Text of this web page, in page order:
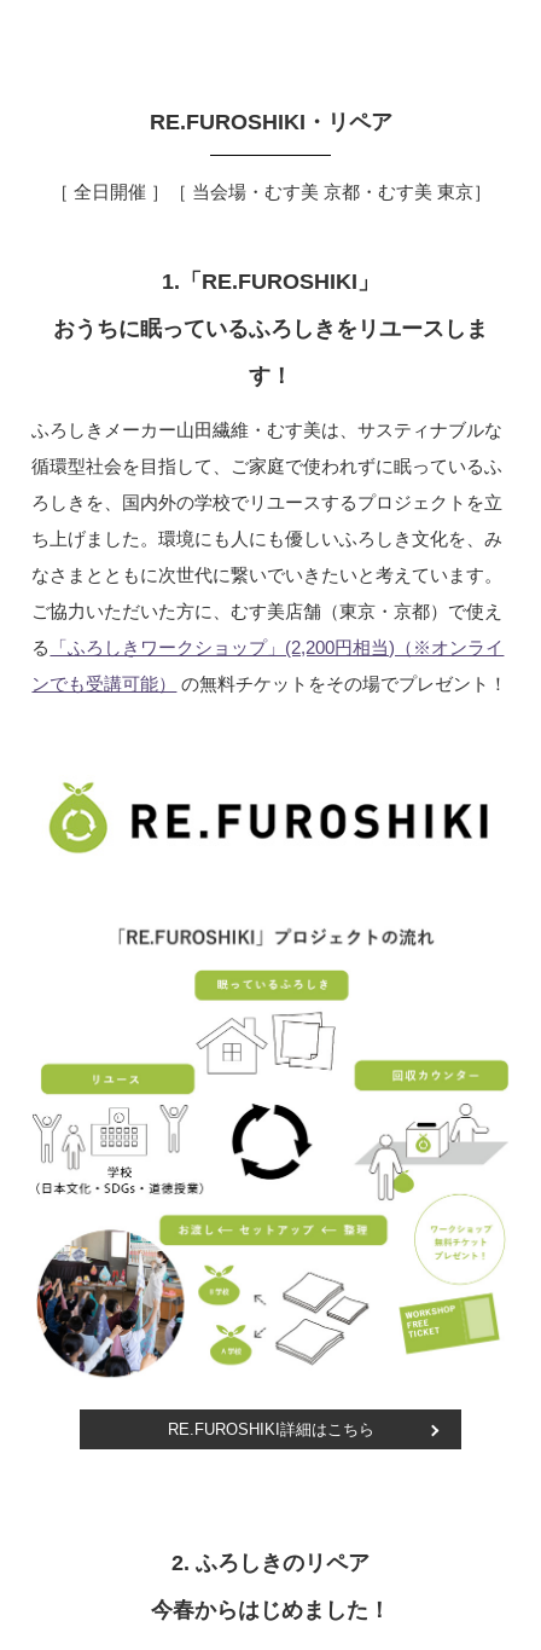
RE.FUROSHIKI・リペア
［ 全日開催 ］［ 当会場・ むす美 京都・むす美 東京］
1.「RE.FUROSHIKI」
おうちに眠っているふろしきをリユースしま
す！
ふろしきメーカー山田繊維・むす美は、サスティナブルな
循環型社会を目指して、ご家庭で使われずに眠っているふ
ろしきを、国内外の学校でリユースするプロジェクトを立
ち上げました。環境にも人にも優しいふろしき文化を、み
なさまとともに次世代に繋いでいきたいと考えています。
ご協力いただいた方に、むす美店舗（東京・京都）で使え
る
「ふろしきワークショップ」(2,200円相当)（※オンライ
ンでも受講可能）
の無料チケットをその場でプレゼント！
RE.FUROSHIKI詳細はこちら
2. ふろしきのリペア
今春からはじめました！